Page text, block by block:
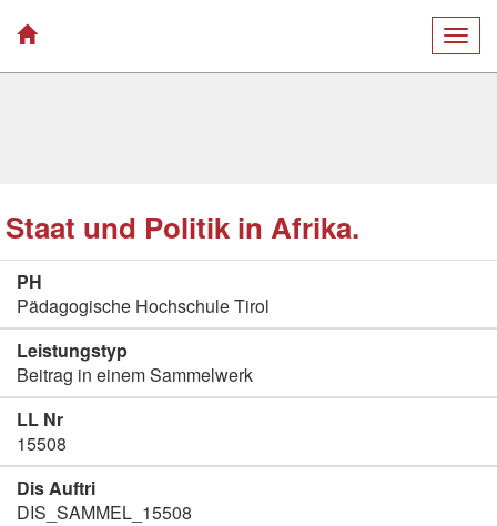
Staat und Politik in Afrika.
PH
Pädagogische Hochschule Tirol
Leistungstyp
Beitrag in einem Sammelwerk
LL Nr
15508
Dis Auftri
DIS_SAMMEL_15508